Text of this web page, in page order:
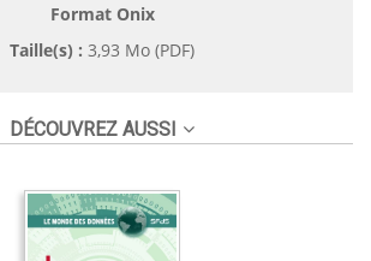
Format Onix
Taille(s) : 3,93 Mo (PDF)
DÉCOUVREZ AUSSI